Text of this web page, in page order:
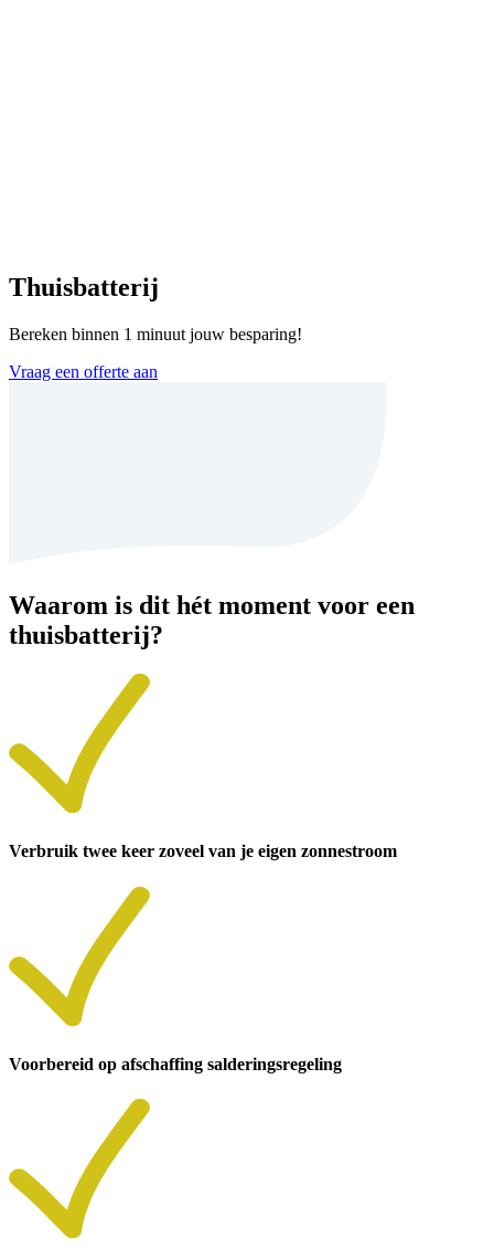
Thuisbatterij
Bereken binnen 1 minuut jouw besparing!
Vraag een offerte aan
Waarom is dit hét moment voor een
thuisbatterij?
Verbruik twee keer zoveel van je eigen zonnestroom
Voorbereid op afschaffing salderingsregeling